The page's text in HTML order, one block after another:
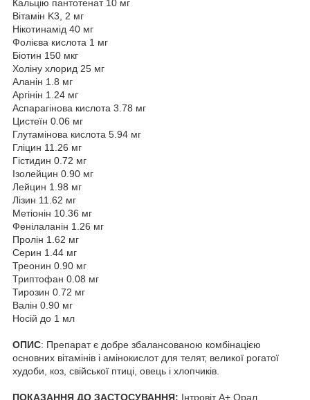
Кальцію пантотенат 10 мг
Вітамін K3, 2 мг
Нікотинамід 40 мг
Фолієва кислота 1 мг
Біотин 150 мкг
Холіну хлорид 25 мг
Аланін 1.8 мг
Аргінін 1.24 мг
Аспарагінова кислота 3.78 мг
Цистеїн 0.06 мг
Глутамінова кислота 5.94 мг
Гліцин 11.26 мг
Гістидин 0.72 мг
Ізолейцин 0.90 мг
Лейцин 1.98 мг
Лізин 11.62 мг
Метіонін 10.36 мг
Фенілаланін 1.26 мг
Пролін 1.62 мг
Серин 1.44 мг
Треонин 0.90 мг
Триптофан 0.08 мг
Тирозин 0.72 мг
Валін 0.90 мг
Носій до 1 мл
ОПИС: Препарат є добре збалансованою комбінацією
основних вітамінів і амінокислот для телят, великої рогатої
худоби, коз, свійської птиці, овець і хлопчиків.
ПОКАЗАННЯ ДО ЗАСТОСУВАННЯ: Інтровіт A+ Орал